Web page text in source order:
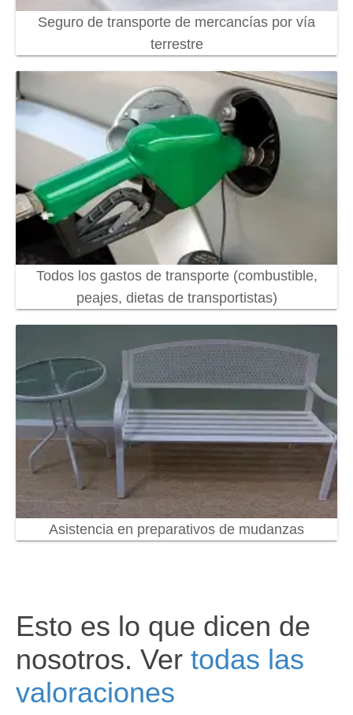
Seguro de transporte de mercancías por vía
terrestre
Todos los gastos de transporte (combustible,
peajes, dietas de transportistas)
Asistencia en preparativos de mudanzas
Esto es lo que dicen de
nosotros. Ver todas las
valoraciones